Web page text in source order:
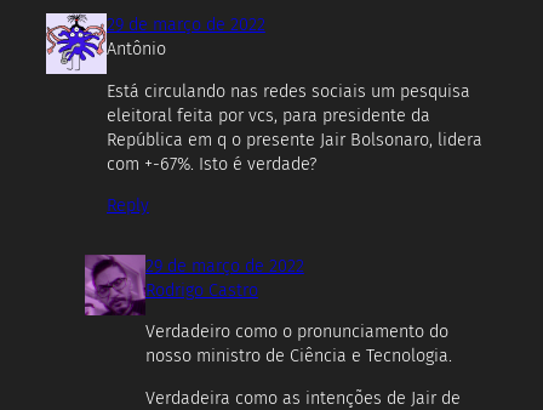
29 de março de 2022
Antônio
Está circulando nas redes sociais um pesquisa
eleitoral feita por vcs, para presidente da
República em q o presente Jair Bolsonaro, lidera
com +-67%. Isto é verdade?
Reply
29 de março de 2022
Rodrigo Castro
Verdadeiro como o pronunciamento do
nosso ministro de Ciência e Tecnologia.
Verdadeira como as intenções de Jair de